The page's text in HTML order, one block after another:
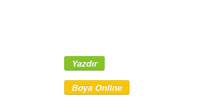
Yazdır
Boya Online